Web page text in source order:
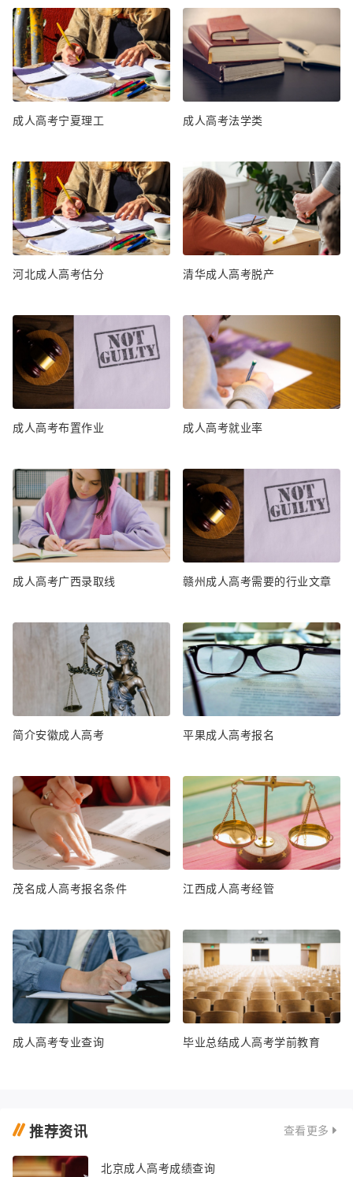
成人高考宁夏理工 成人高考法学类
河北成人高考估分 清华成人高考脱产
成人高考布置作业 成人高考就业率
成人高考广西录取线 赣州成人高考需要的行业文章
简介安徽成人高考 平果成人高考报名
茂名成人高考报名条件 江西成人高考经管
成人高考专业查询 毕业总结成人高考学前教育
推荐资讯 查看更多
北京成人高考成绩查询